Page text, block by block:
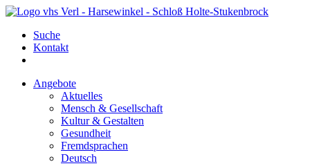
Suche
Kontakt
Angebote
Aktuelles
Mensch & Gesellschaft
Kultur & Gestalten
Gesundheit
Fremdsprachen
Deutsch